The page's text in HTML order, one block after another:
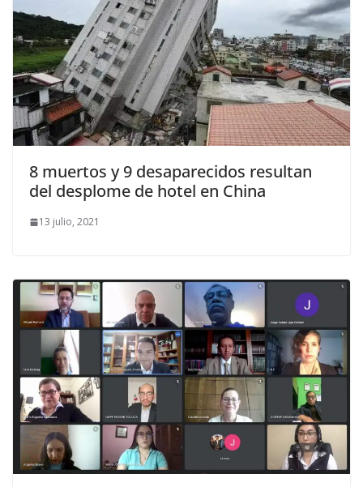
8 muertos y 9 desaparecidos resultan
del desplome de hotel en China
13 julio, 2021